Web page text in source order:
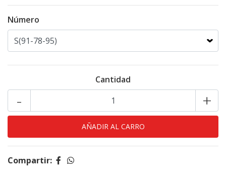
Número
Cantidad
+
-
Compartir: